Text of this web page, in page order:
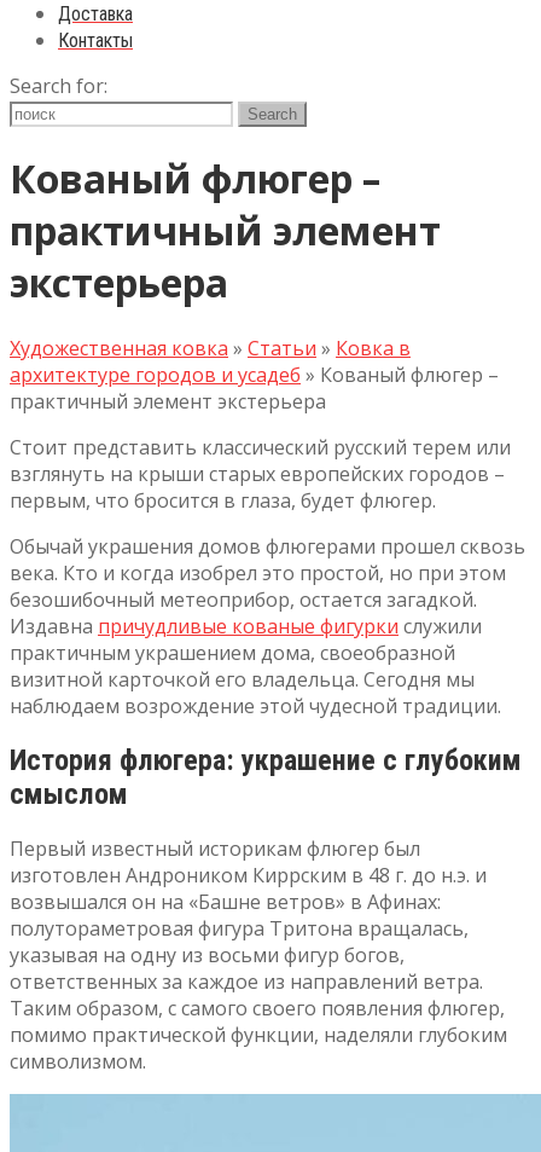
Доставка
Контакты
Search for:
Кованый флюгер –
практичный элемент
экстерьера
Художественная ковка » Статьи » Ковка в
архитектуре городов и усадеб » Кованый флюгер –
практичный элемент экстерьера
Стоит представить классический русский терем или
взглянуть на крыши старых европейских городов –
первым, что бросится в глаза, будет флюгер.
Обычай украшения домов флюгерами прошел сквозь
века. Кто и когда изобрел это простой, но при этом
безошибочный метеоприбор, остается загадкой.
Издавна причудливые кованые фигурки служили
практичным украшением дома, своеобразной
визитной карточкой его владельца. Сегодня мы
наблюдаем возрождение этой чудесной традиции.
История флюгера: украшение с глубоким
смыслом
Первый известный историкам флюгер был
изготовлен Андроником Киррским в 48 г. до н.э. и
возвышался он на «Башне ветров» в Афинах:
полутораметровая фигура Тритона вращалась,
указывая на одну из восьми фигур богов,
ответственных за каждое из направлений ветра.
Таким образом, с самого своего появления флюгер,
помимо практической функции, наделяли глубоким
символизмом.